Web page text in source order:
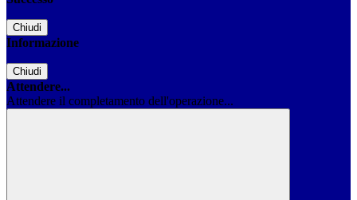
Chiudi
Informazione
Chiudi
Attendere...
Attendere il completamento dell'operazione...